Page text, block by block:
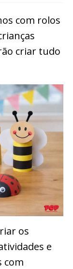
com rolos
criar tudo
os
e
com